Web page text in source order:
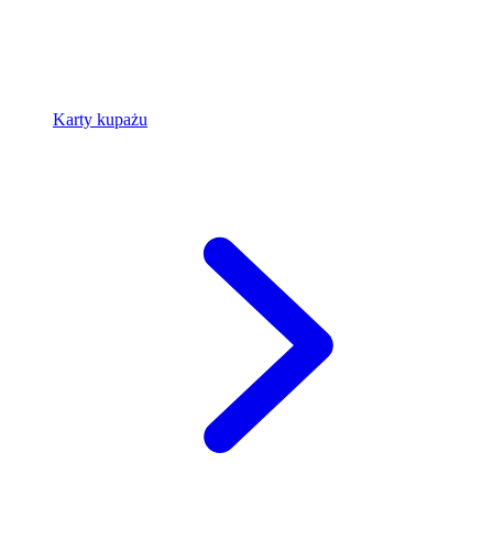
Karty kupażu